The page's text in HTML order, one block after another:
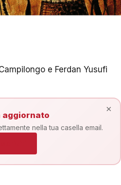
e Ferdan Yusufi
aggiornato
nella tua casella email.
×